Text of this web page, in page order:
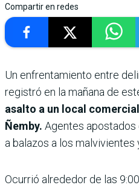
Compartir en redes
Un enfrentamiento entre
registró en la mañana de
asalto a un local
Ñemby. Agentes
a balazos a los malvivientes
Ocurrió alrededor de las